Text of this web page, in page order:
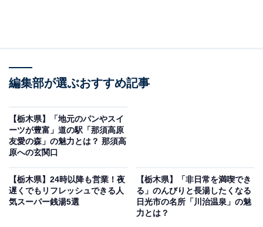
「真岡いがしら温泉 おふろcafé いちごの湯」公式Webサイトより
地下1,500mから湧き出す「化石水型温泉」を露天風呂・
編集部が選ぶおすすめ記事
【栃木県】「地元のパンやスイ
ーツが豊富」道の駅「那須高原
友愛の森」の魅力とは？ 那須高
原への玄関口
【栃木県】24時以降も営業！夜
遅くでもリフレッシュできる人
気スーパー銭湯5選
【栃木県】「非日常を満喫でき
る」のんびりと長湯したくなる
日光市の名所「川治温泉」の魅
力とは？